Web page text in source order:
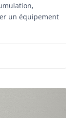
un équipement